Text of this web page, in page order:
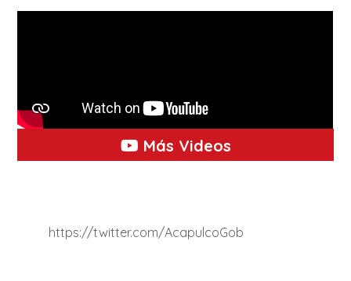
Más Videos
https://twitter.com/AcapulcoGob